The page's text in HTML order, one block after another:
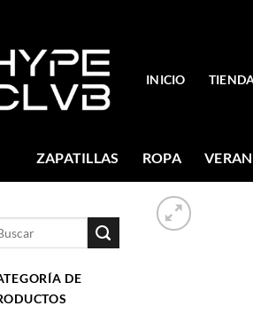
INICIO
ZAPATILLAS ROPA
DE